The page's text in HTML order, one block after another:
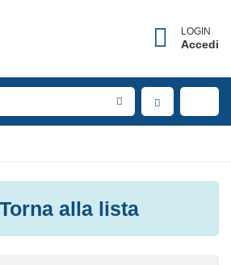
LOGIN
Accedi
Torna alla lista